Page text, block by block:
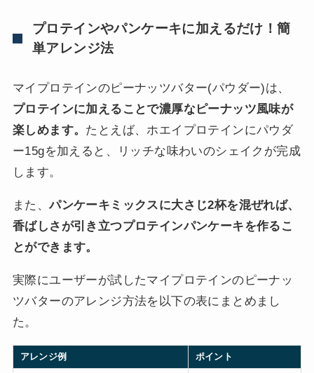
プロテインやパンケーキに加えるだけ！簡
単アレンジ法
マイプロテインのピーナッツバター(パウダー)は、
プロテインに加えることで濃厚なピーナッツ風味が
楽しめます。 たとえば、ホエイプロテインにパウダ
ー15gを加えると、リッチな味わいのシェイクが完成
します。
また、パンケーキミックスに大さじ2杯を混ぜれば、
香ばしさが引き立つプロテインパンケーキを作るこ
とができます。
実際にユーザーが試したマイプロテインのピーナッ
ツバターのアレンジ方法を以下の表にまとめまし
た。
アレンジ例 ポイント